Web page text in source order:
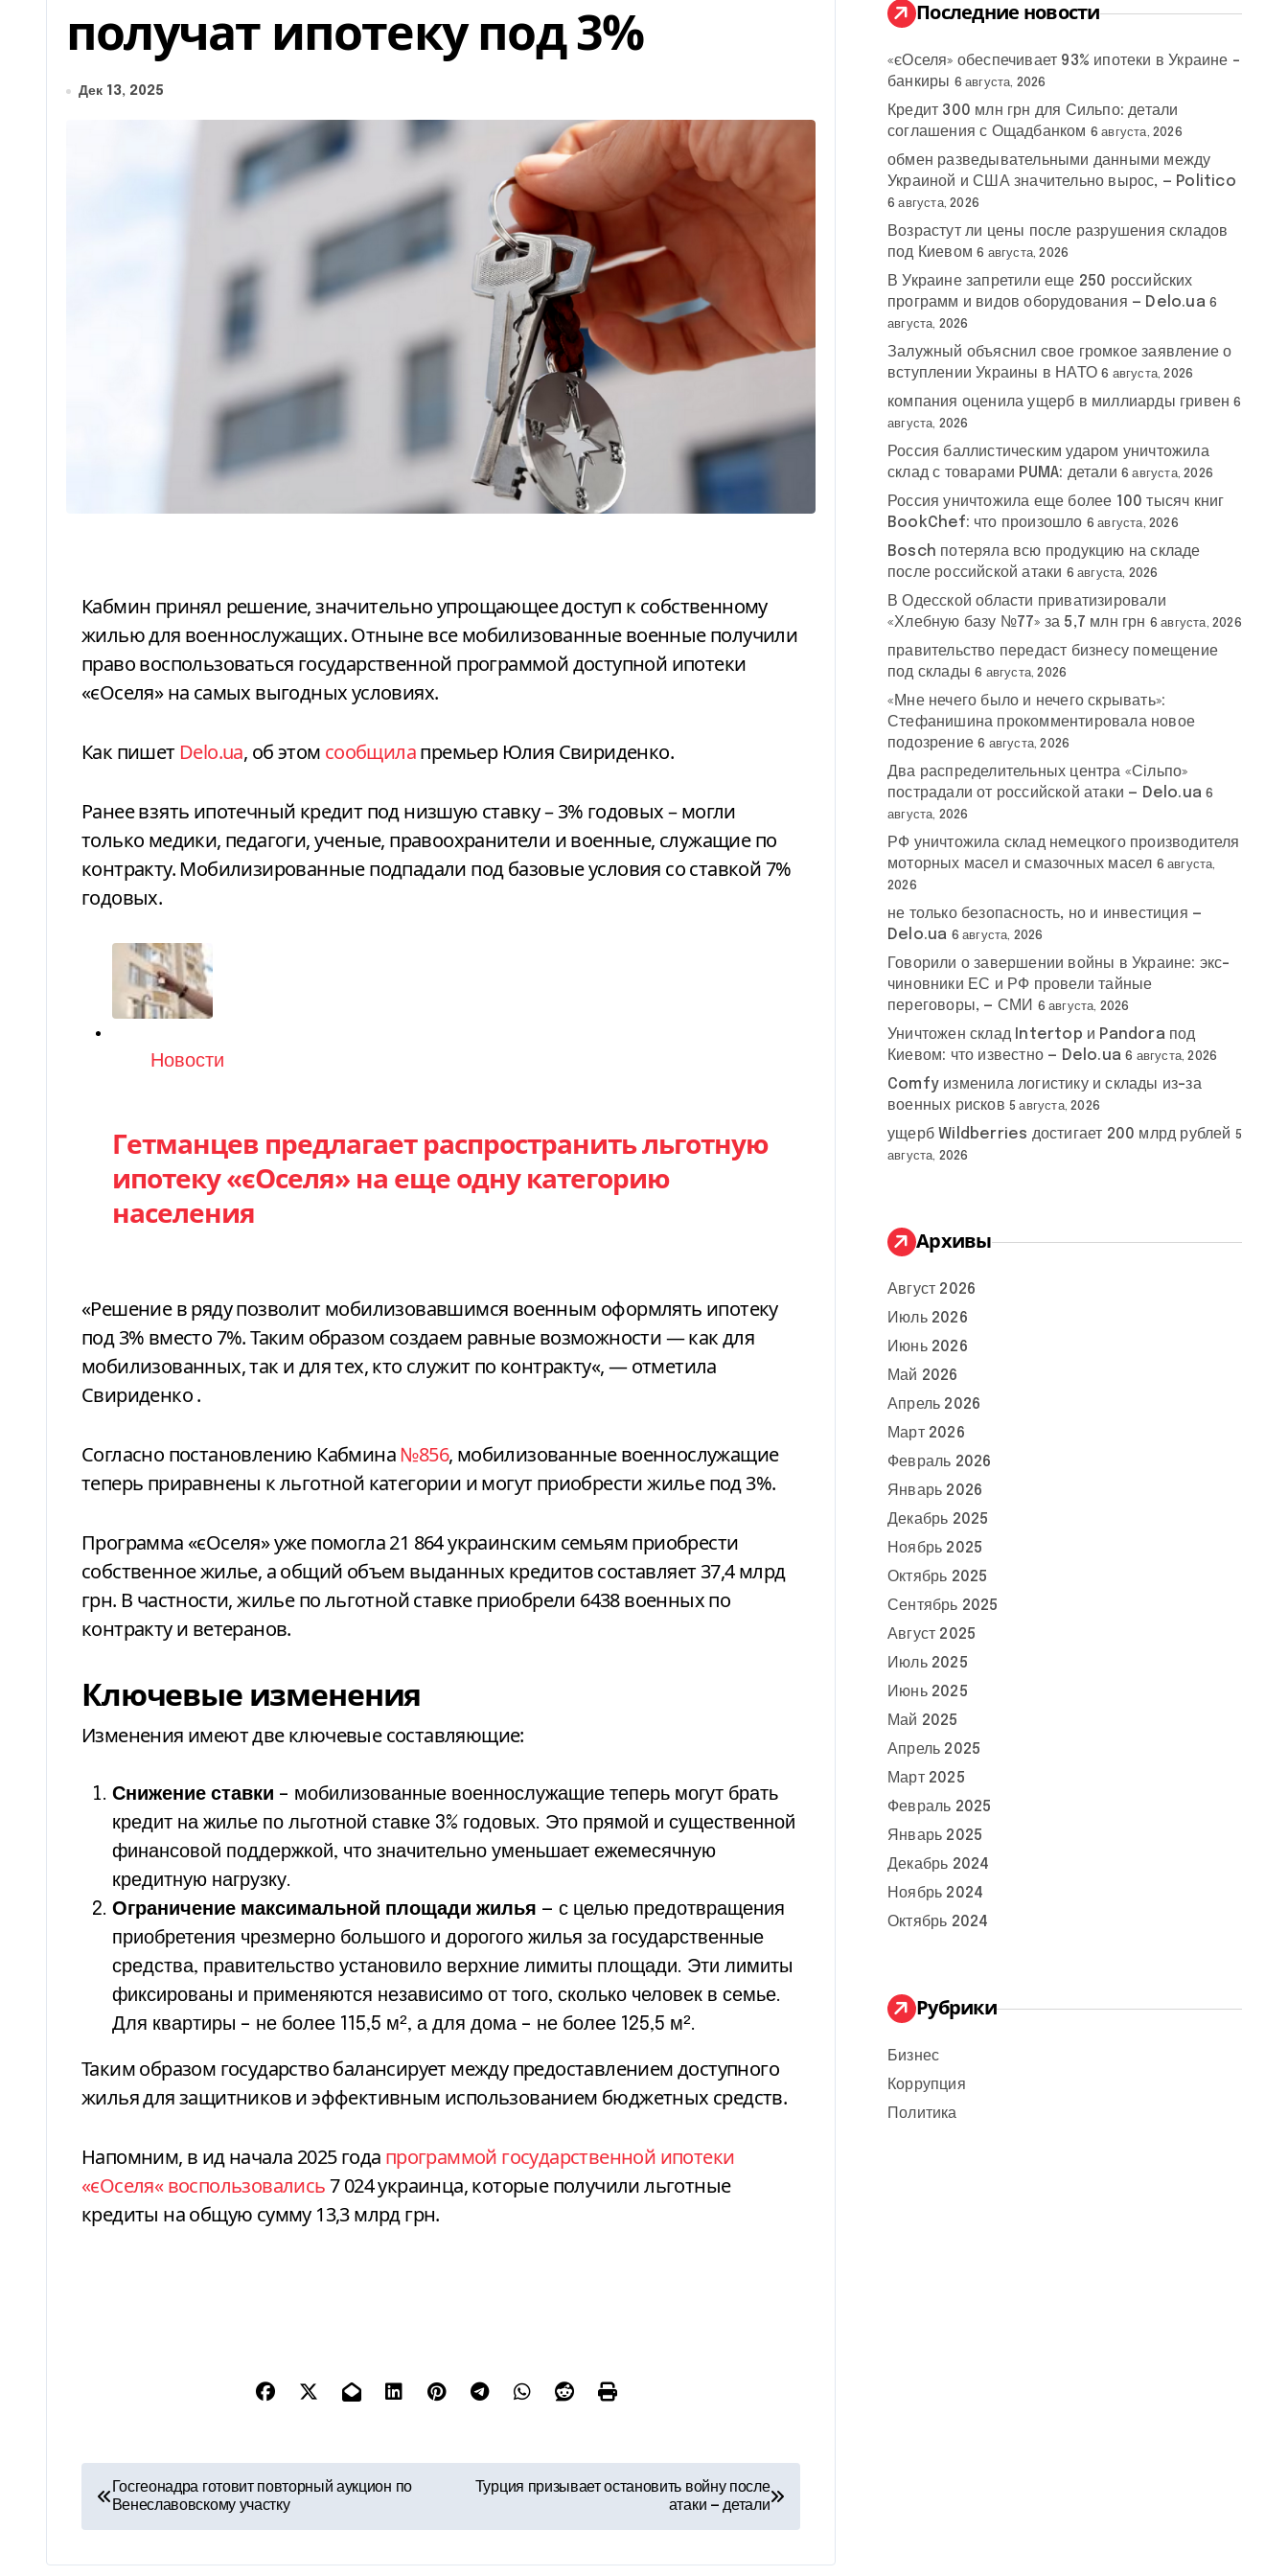
получат ипотеку под 3%
Дек 13, 2025
Кабмин принял решение, значительно упрощающее доступ к собственному
жилью для военнослужащих. Отныне все мобилизованные военные получили
право воспользоваться государственной программой доступной ипотеки
«єОселя» на самых выгодных условиях.
Как пишет Delo.ua, об этом сообщилапремьер Юлия Свириденко.
Ранее взять ипотечный кредит под низшую ставку – 3% годовых – могли
только медики, педагоги, ученые, правоохранители и военные, служащие по
контракту. Мобилизированные подпадали под базовые условия со ставкой 7%
годовых.
Категория
Новости
Гетманцев предлагает распространить льготную
ипотеку «єОселя» на еще одну категорию
населения
«Решениевряду позволит мобилизовавшимся военным оформлять ипотеку
под 3% вместо 7%. Таким образом создаем равные возможности — как для
мобилизованных, так и для тех, кто служит по контракту«, — отметила
Свириденко.
Согласно постановлению Кабмина №856, мобилизованные военнослужащие
теперь приравнены к льготной категории и могут приобрести жилье под 3%.
Программа «єОселя» уже помогла 21 864 украинским семьям приобрести
собственное жилье, а общий объем выданных кредитов составляет 37,4 млрд
грн. В частности, жилье по льготной ставке приобрели 6438 военных по
контракту и ветеранов.
Ключевые изменения
Изменения имеют две ключевые составляющие:
Снижение ставки – мобилизованные военнослужащие теперь могут брать
кредит на жилье по льготной ставке 3% годовых. Это прямой и существенной
финансовой поддержкой, что значительно уменьшает ежемесячную
кредитную нагрузку.
Ограничение максимальной площади жилья — с целью предотвращения
приобретения чрезмерно большого и дорогого жилья за государственные
средства, правительство установило верхние лимиты площади. Эти лимиты
фиксированы и применяются независимо от того, сколько человек в семье.
Для квартиры – не более 115,5 м², а для дома – не более 125,5 м².
Таким образом государство балансирует между предоставлением доступного
жилья для защитников и эффективным использованием бюджетных средств.
Напомним, в ид начала 2025 года программой государственной ипотеки
«єОселя«воспользовались7 024 украинца, которые получили льготные
кредиты на общую сумму 13,3 млрд грн.
Н
а
в
Госгеонадра готовит повторный аукцион по
Венеславовскому участку
Турция призывает остановить войну после
атаки — детали
:
Последние новости
«єОселя» обеспечивает 93% ипотеки в Украине –
банкиры 6 августа, 2026
Кредит 300 млн грн для Сильпо: детали
соглашения с Ощадбанком 6 августа, 2026
обмен разведывательными данными между
Украиной и США значительно вырос, — Politico
6 августа, 2026
Возрастут ли цены после разрушения складов
под Киевом 6 августа, 2026
В Украине запретили еще 250 российских
программ и видов оборудования — Delo.ua 6
августа, 2026
Залужный объяснил свое громкое заявление о
вступлении Украины в НАТО 6 августа, 2026
компания оценила ущерб в миллиарды гривен 6
августа, 2026
Россия баллистическим ударом уничтожила
склад с товарами PUMA: детали 6 августа, 2026
Россия уничтожила еще более 100 тысяч книг
BookChef: что произошло 6 августа, 2026
Bosch потеряла всю продукцию на складе
после российской атаки 6 августа, 2026
В Одесской области приватизировали
«Хлебную базу №77» за 5,7 млн грн 6 августа, 2026
правительство передаст бизнесу помещение
под склады 6 августа, 2026
«Мне нечего было и нечего скрывать»:
Стефанишина прокомментировала новое
подозрение 6 августа, 2026
Два распределительных центра «Сільпо»
пострадали от российской атаки — Delo.ua 6
августа, 2026
РФ уничтожила склад немецкого производителя
моторных масел и смазочных масел 6 августа,
2026
не только безопасность, но и инвестиция —
Delo.ua 6 августа, 2026
Говорили о завершении войны в Украине: экс-
чиновники ЕС и РФ провели тайные
переговоры, — СМИ
6 августа, 2026
Уничтожен склад Intertop и Pandora под
Киевом: что известно — Delo.ua 6 августа, 2026
Comfy изменила логистику и склады из-за
военных рисков 5 августа, 2026
ущерб Wildberries достигает 200 млрд рублей 5
августа, 2026
Архивы
Август 2026
Июль 2026
Июнь 2026
Май 2026
Апрель 2026
Март 2026
Февраль 2026
Январь 2026
Декабрь 2025
Ноябрь 2025
Октябрь 2025
Сентябрь 2025
Август 2025
Июль 2025
Июнь 2025
Май 2025
Апрель 2025
Март 2025
Февраль 2025
Январь 2025
Декабрь 2024
Ноябрь 2024
Октябрь 2024
Рубрики
Бизнес
Коррупция
Политика